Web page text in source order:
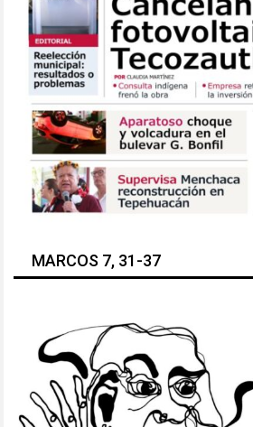
MARCOS 7, 31-37